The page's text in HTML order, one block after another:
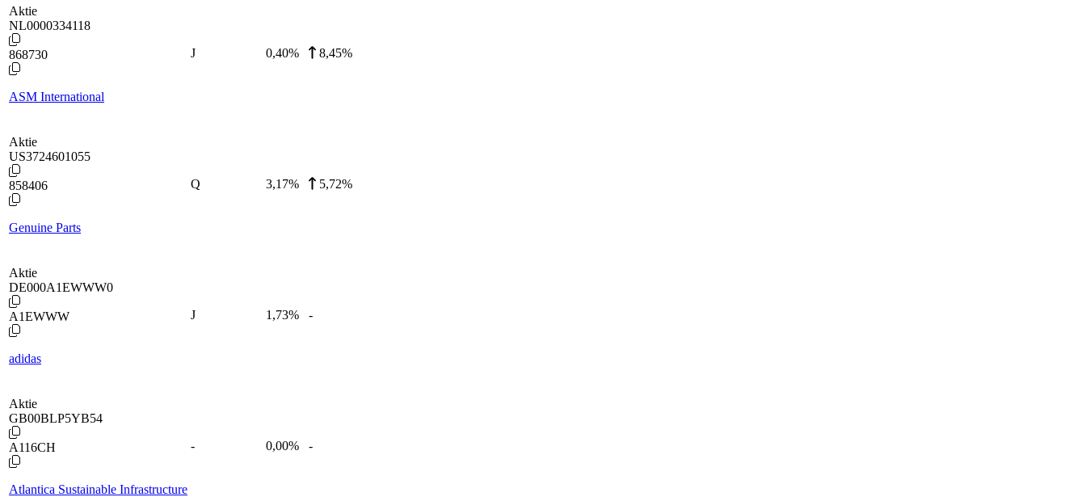
Aktie
NL0000334118
868730
ASM International
J 0,40% 8,45%
Aktie
US3724601055
858406
Genuine Parts
Q 3,17% 5,72%
Aktie
DE000A1EWWW0
A1EWWW
adidas
J 1,73% -
Aktie
GB00BLP5YB54
A116CH
Atlantica Sustainable Infrastructure
- 0,00% -